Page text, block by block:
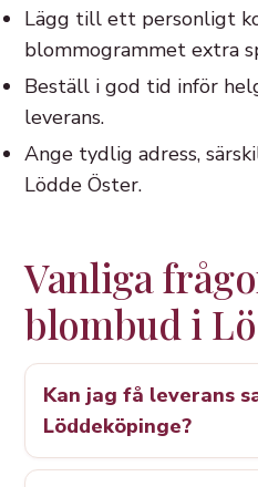
Lägg till ett personligt
blommogrammet extra
Beställ i god tid inför
leverans.
Ange tydlig adress,
Lödde Öster.
Vanliga
blombud i
Kan jag få leverans
Löddeköpinge?